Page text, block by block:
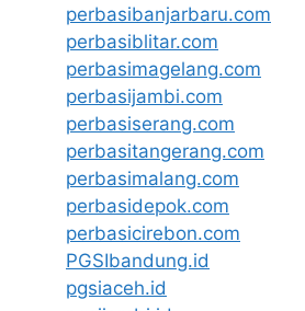
perbasibanjarbaru.com
perbasiblitar.com
perbasimagelang.com
perbasijambi.com
perbasiserang.com
perbasitangerang.com
perbasimalang.com
perbasidepok.com
perbasicirebon.com
PGSIbandung.id
pgsiaceh.id